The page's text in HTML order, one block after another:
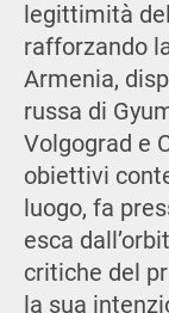
legittimità
rafforzando
Armenia,
russa di
Volgograd e
obiettivi
luogo, fa
esca
critiche del
la sua